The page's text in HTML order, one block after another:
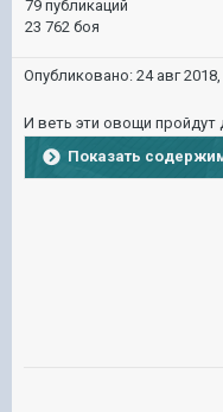
79 публикаций
23 762 боя
Опубликовано: 24 авг
И веть эти овощи пройдут
Показать